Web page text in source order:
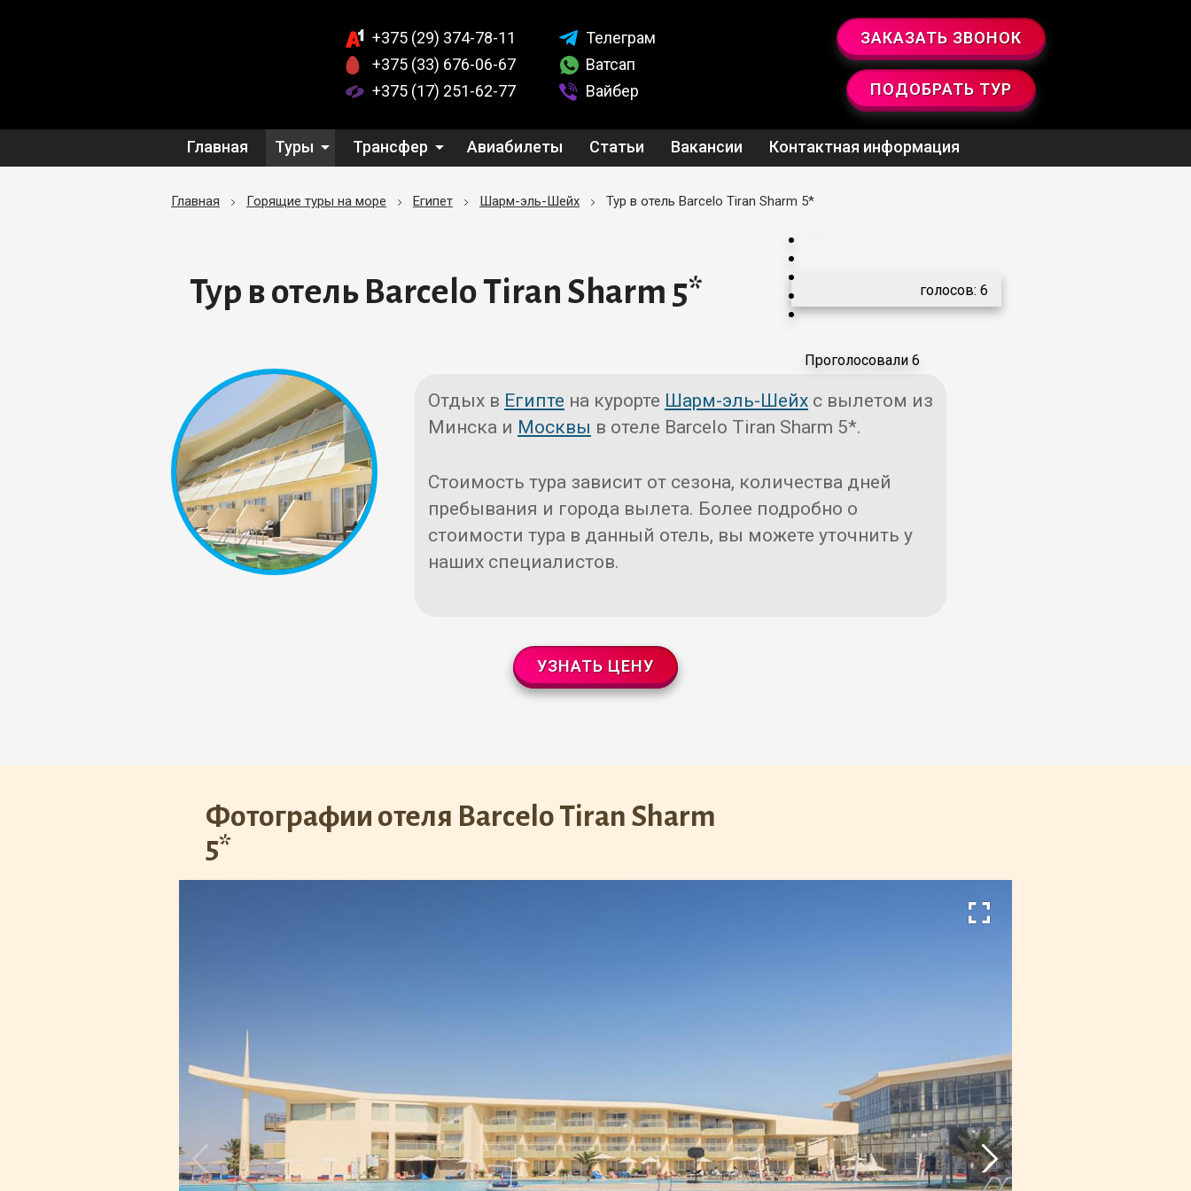
+375 (29) 374-78-11
+375 (33) 676-06-67
+375 (17) 251-62-77
Телеграм
Ватсап
Вайбер
ЗАКАЗАТЬ ЗВОНОК
ПОДОБРАТЬ ТУР
Главная Туры Трансфер Авиабилеты Статьи Вакансии Контактная информация
Главная Горящие туры на море Египет Шарм-эль-Шейх Тур в отель Barcelo Tiran Sharm 5*
Тур в отель Barcelo Tiran Sharm 5*
Проголосовали 6
голосов: 6
Отдых в Египте на курорте Шарм-эль-Шейх с вылетом из
Минска и Москвы в отеле Barcelo Tiran Sharm 5*.
Стоимость тура зависит от сезона, количества дней
пребывания и города вылета. Более подробно о
стоимости тура в данный отель, вы можете уточнить у
наших специалистов.
УЗНАТЬ ЦЕНУ
Фотографии отеля Barcelo Tiran Sharm
5*